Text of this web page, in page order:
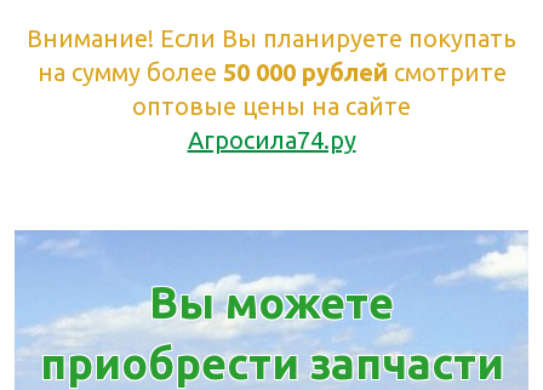
Внимание! Если Вы планируете покупать
на сумму более 50 000 рублей смотрите
оптовые цены на сайте
Агросила74.ру
Вы можете
приобрести запчасти